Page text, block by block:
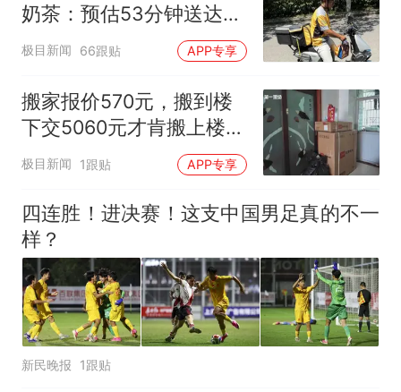
奶茶：预估53分钟送达，
实际耗时92分钟
极目新闻 66跟贴 APP专享
搬家报价570元，搬到楼
下交5060元才肯搬上楼！
女子傻眼了
极目新闻 1跟贴 APP专享
四连胜！进决赛！这支中国男足真的不一
样？
新民晚报 1跟贴